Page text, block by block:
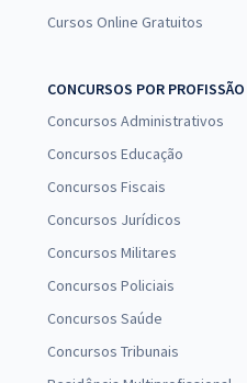
Cursos Online Gratuitos
CONCURSOS POR PROFISSÃO
Concursos Administrativos
Concursos Educação
Concursos Fiscais
Concursos Jurídicos
Concursos Militares
Concursos Policiais
Concursos Saúde
Concursos Tribunais